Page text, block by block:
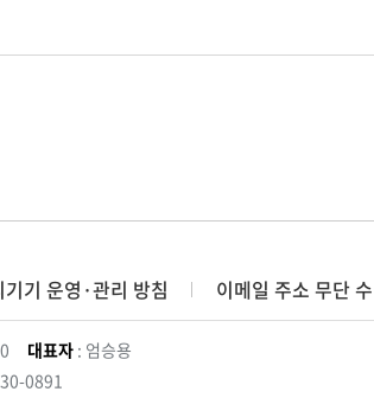
기 운영·관리 방침 이메일 주소 무단
대표자 : 엄승용
0891